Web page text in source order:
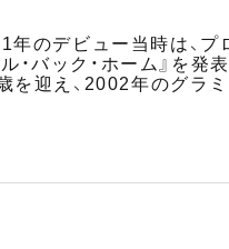
年のデビュー当時は、
・バック・ホーム』を
迎え、2002年のグラ